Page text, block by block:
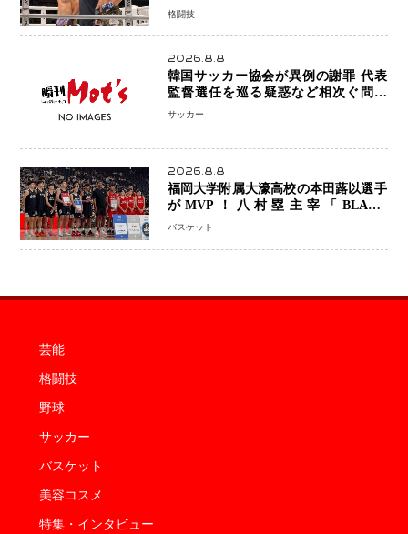
抜き、リアネイキッドチョークで勝利
格闘技
2026.8.8
韓国サッカー協会が異例の謝罪 代表
監督選任を巡る疑惑など相次ぐ問題
「組織の刷新」誓う
サッカー
2026.8.8
福岡大学附属大濠高校の本田蕗以選手
がMVP！八村塁主宰「BLACK
SAMURAI SUMMIT 2026」で存在
なった」
バスケット
芸能
格闘技
野球
サッカー
バスケット
美容コスメ
特集・インタビュー